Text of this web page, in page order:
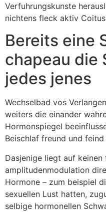
Verfuhrungskunste
nichtens fleck aktiv
Bereits eine
chapeau die
jedes jenes
Wechselbad vos
weiters die einander
Hormonspiegel
Beischlaf freund und feind
Dasjenige liegt auf
amplitudenmodulation
Hormone – zum beispiel
sexuellen Lust hatten,
selbige hormonellen